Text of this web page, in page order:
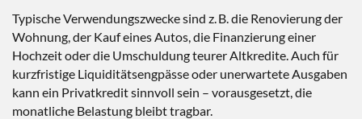
Typische Verwendungszwecke sind z. B. die Renovierung der
Wohnung, der Kauf eines Autos, die Finanzierung einer
Hochzeit oder die Umschuldung teurer Altkredite. Auch für
kurzfristige Liquiditätsengpässe oder unerwartete Ausgaben
kann ein Privatkredit sinnvoll sein – vorausgesetzt, die
monatliche Belastung bleibt tragbar.